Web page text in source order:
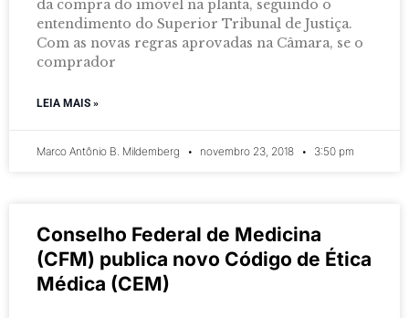
da compra do imóvel na planta, seguindo o
entendimento do Superior Tribunal de Justiça.
Com as novas regras aprovadas na Câmara, se o
comprador
LEIA MAIS »
Marco Antônio B. Mildemberg novembro 23, 2018 3:50 pm
Conselho Federal de Medicina
(CFM) publica novo Código de Ética
Médica (CEM)